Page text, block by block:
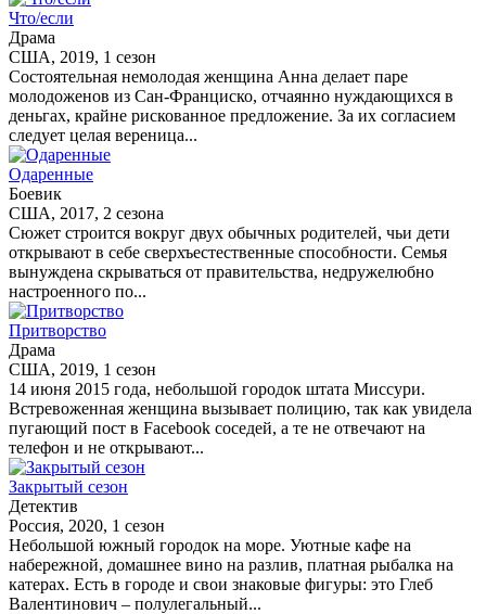
Что/если
Драма
США, 2019, 1 сезон
Состоятельная немолодая женщина Анна делает паре
молодоженов из Сан-Франциско, отчаянно нуждающихся в
деньгах, крайне рискованное предложение. За их согласием
следует целая вереница...
Одаренные
Боевик
США, 2017, 2 сезона
Сюжет строится вокруг двух обычных родителей, чьи дети
открывают в себе сверхъестественные способности. Семья
вынуждена скрываться от правительства, недружелюбно
настроенного по...
Притворство
Драма
США, 2019, 1 сезон
14 июня 2015 года, небольшой городок штата Миссури.
Встревоженная женщина вызывает полицию, так как увидела
пугающий пост в Facebook соседей, а те не отвечают на
телефон и не открывают...
Закрытый сезон
Детектив
Россия, 2020, 1 сезон
Небольшой южный городок на море. Уютные кафе на
набережной, домашнее вино на разлив, платная рыбалка на
катерах. Есть в городе и свои знаковые фигуры: это Глеб
Валентинович – полулегальный...